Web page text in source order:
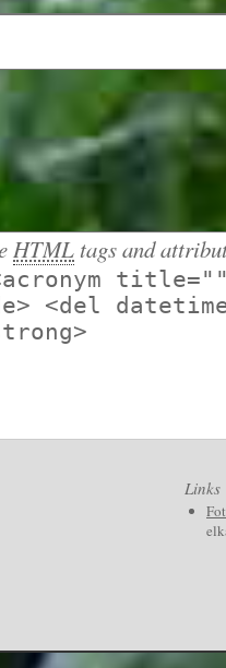
HTML tags and
<del
Links